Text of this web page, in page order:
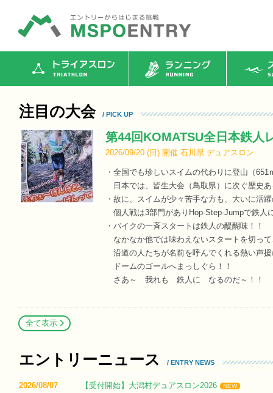
トライアスロン ランニング ス
注目の大会 / PICK UP
第44回KOMATSU全日本鉄人
2026/09/20 ( 日 ) 開催 石川県 デュアスロン
・全国でも珍しいスイムの代わりに登山（
日本では、皆生大会（鳥取県）に次ぐ歴史
・故に、スイムが少々苦手な方も、大いに活
個人戦は3部門がありHop-Step-Jumpで鉄人
・バイクの一斉スタートは鉄人の醍醐味！！
なかなか他では味わえないスタートを切っ
沿道の人たちが名前を呼んでくれる熱い声
ドームのゴールへまっしぐら！！
さあ～ 我れも 鉄人に なるのだ～！！
全て表示
エントリーニュース / ENTRY NEWS
2026/08/07 【受付開始】大潟村デュアスロン2026 NEW